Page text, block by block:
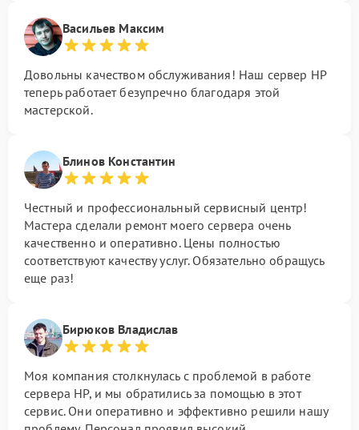
Васильев Максим
Довольны качеством обслуживания! Наш сервер HP
теперь работает безупречно благодаря этой
мастерской.
Блинов Константин
Честный и профессиональный сервисный центр!
Мастера сделали ремонт моего сервера очень
качественно и оперативно. Цены полностью
соответствуют качеству услуг. Обязательно обращусь
еще раз!
Бирюков Владислав
Моя компания столкнулась с проблемой в работе
сервера HP, и мы обратились за помощью в этот
сервис. Они оперативно и эффективно решили нашу